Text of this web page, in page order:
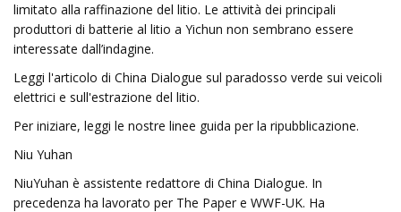
limitato alla raffinazione del litio. Le attività dei principali
produttori di batterie al litio a Yichun non sembrano essere
interessate dall’indagine.
Leggi l'articolo di China Dialogue sul paradosso verde sui veicoli
elettrici e sull'estrazione del litio.
Per iniziare, leggi le nostre linee guida per la ripubblicazione.
Niu Yuhan
NiuYuhan è assistente redattore di China Dialogue. In
precedenza ha lavorato per The Paper e WWF-UK. Ha